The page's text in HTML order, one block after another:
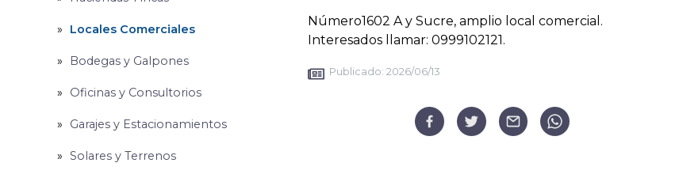
Locales Comerciales
Bodegas y Galpones
Oficinas y Consultorios
Garajes y Estacionamientos
Solares y Terrenos
Número1602 A y Sucre, amplio local comercial.
Interesados llamar: 0999102121.
Publicado: 2026/06/13